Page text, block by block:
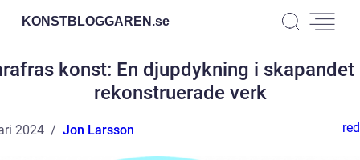
KONSTBLOGGAREN.se
konst: En djupdykning i skapandet
rekonstruerade verk
2024 Jon Larsson